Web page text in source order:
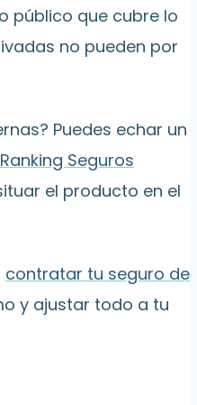
público que cubre lo
no pueden por
Puedes echar un
Ranking Seguros
el producto en el
contratar tu seguro de
y ajustar todo a tu